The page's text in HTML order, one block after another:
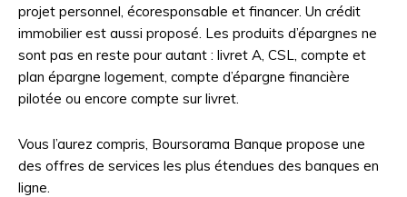
projet personnel, écoresponsable et financer. Un crédit
immobilier est aussi proposé. Les produits d’épargnes ne
sont pas en reste pour autant : livret A, CSL, compte et
plan épargne logement, compte d’épargne financière
pilotée ou encore compte sur livret.
Vous l’aurez compris, Boursorama Banque propose une
des offres de services les plus étendues des banques en
ligne.